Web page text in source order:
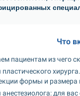
Что
пациентам из чего
пластического
формы и размера
для